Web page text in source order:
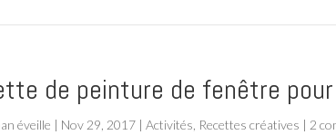
de peinture de fenêtre pour
éveille | Nov 29, 2017 |Activités Recettes créatives | 2